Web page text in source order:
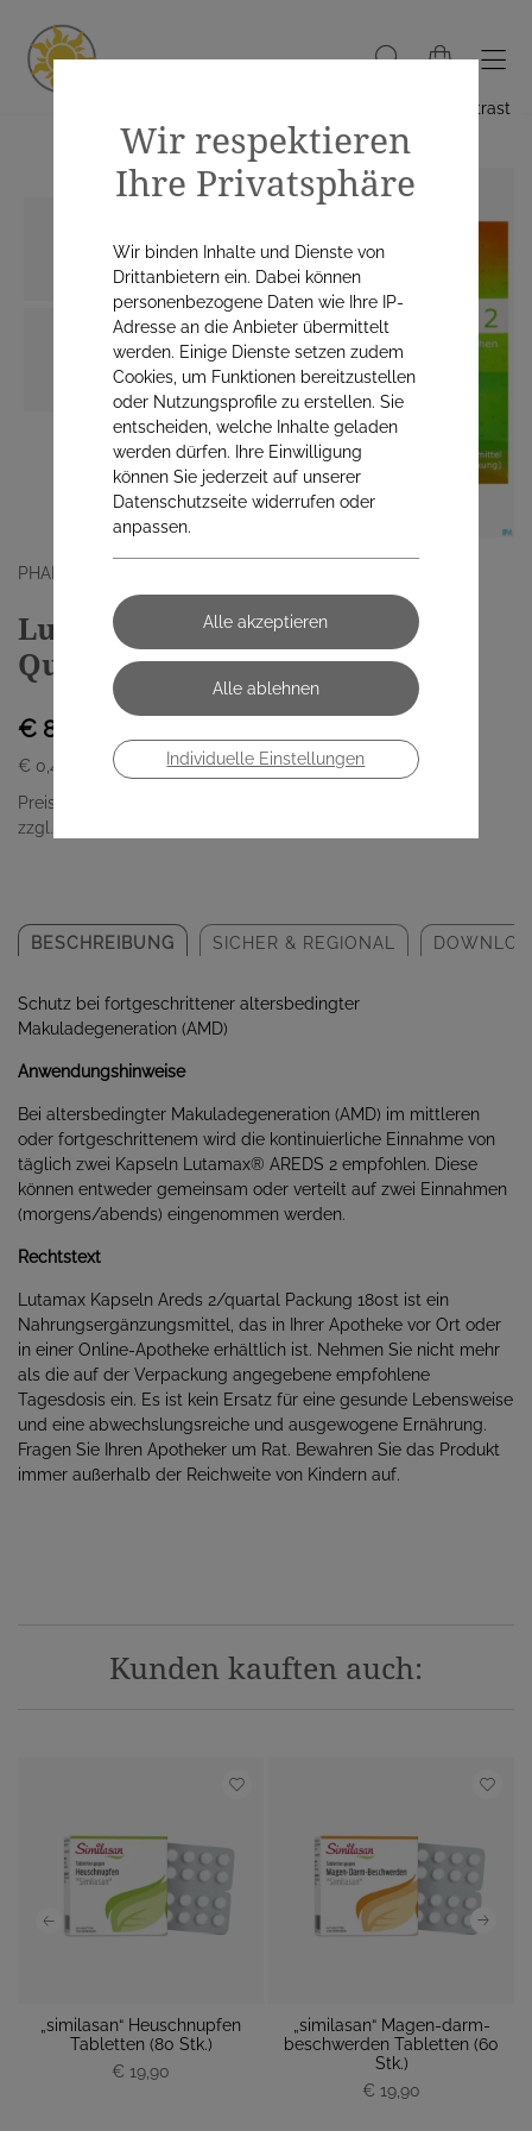
Hoher Kontrast
PHARMASELECT HANDELS GMBH
Lutamax Kapseln Areds 2
Quartalspackung 180 Stück
€ 86,30
€ 0,48
/ Stück
Preis inkl. MwSt.
zzgl. Versandkosten
BESCHREIBUNG SICHER & REGIONAL
Schutz bei fortgeschrittener altersbedingter
Makuladegeneration (AMD)
Anwendungshinweise
Bei altersbedingter Makuladegeneration (AMD) im mittleren
oder fortgeschrittenem wird die kontinuierliche Einnahme von
täglich zwei Kapseln Lutamax® AREDS 2 empfohlen. Diese
können entweder gemeinsam oder verteilt auf zwei Einnahmen
(morgens/abends) eingenommen werden.
Rechtstext
Lutamax Kapseln Areds 2/quartal Packung 180st ist ein
Nahrungsergänzungsmittel, das in Ihrer Apotheke vor Ort oder
in einer Online-Apotheke erhältlich ist. Nehmen Sie nicht mehr
als die auf der Verpackung angegebene empfohlene
Tagesdosis ein. Es ist kein Ersatz für eine gesunde Lebensweise
und eine abwechslungsreiche und ausgewogene Ernährung.
Fragen Sie Ihren Apotheker um Rat. Bewahren Sie das Produkt
immer außerhalb der Reichweite von Kindern auf.
Kunden kauften auch:
„similasan“ Heuschnupfen
Tabletten (80 Stk.)
€ 19,90
„similasan“ Magen-darm-
beschwerden Tabletten (60
Stk.)
€ 19,90
Wir respektieren
Ihre Privatsphäre
Wir binden Inhalte und Dienste von
Drittanbietern ein. Dabei können
personenbezogene Daten wie Ihre IP-
Adresse an die Anbieter übermittelt
werden. Einige Dienste setzen zudem
Cookies, um Funktionen bereitzustellen
oder Nutzungsprofile zu erstellen. Sie
entscheiden, welche Inhalte geladen
werden dürfen. Ihre Einwilligung
können Sie jederzeit auf unserer
Datenschutzseite widerrufen oder
anpassen.
Individuelle Einstellungen